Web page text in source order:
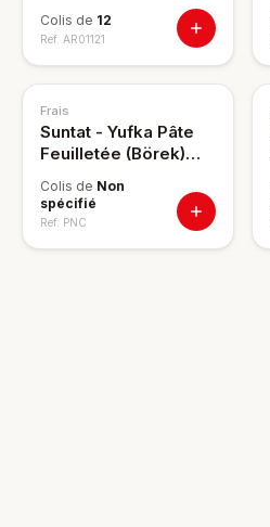
Colis de 12
Ref. AR01121
Frais
Suntat - Yufka Pâte
Feuilletée (Börek)
Colis de Non
spécifié
Ref. PNC